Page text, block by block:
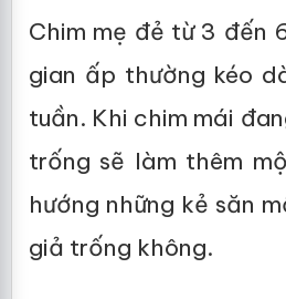
Chim mẹ đẻ từ 3 đến
gian ấp thường kéo
tuần. Khi chim mái
trống sẽ làm thêm
hướng những kẻ săn
giả trống không.